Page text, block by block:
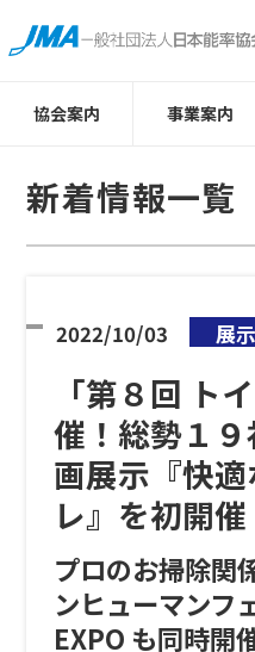
協会案内 事業案内
新着情報一覧
「第８回 ト
催！総勢１
画展示『快
レ』を初開催
プロのお掃除関
ンヒューマンフ
EXPO も同時開
2022/10/03 展